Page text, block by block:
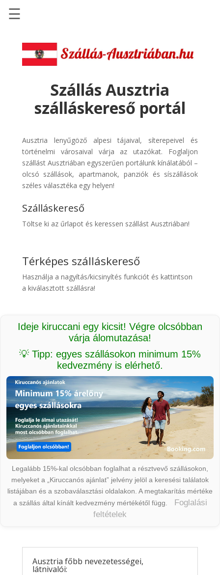
Szállások
Szállásinfo.eu
Repülőjegy
pénzvisszatérítéssel
Discover
Cars
Transzfer
Kiwi
☰
Szállás Ausztria
szálláskereső portál
Ausztria lenyűgöző alpesi tájaival, síterepeivel és
történelmi városaival várja az utazókat. Foglaljon
szállást Ausztriában egyszerűen portálunk kínálatából –
olcsó szállások, apartmanok, panziók és síszállások
széles választéka egy helyen!
Szálláskereső
Töltse ki az űrlapot és keressen szállást Ausztriában!
Térképes szálláskereső
Használja a nagyítás/kicsinyítés funkciót és kattintson
a kiválasztott szállásra!
Ideje kiruccani egy kicsit! Végre olcsóbban
várja álomutazása!
💡 Tipp: egyes szállásokon minimum 15%
kedvezmény is elérhető.
Legalább 15%-kal olcsóbban foglalhat a résztvevő szállásokon,
melyeket a „Kiruccanós ajánlat” jelvény jelöl a keresési találatok
listájában és a szobaválasztási oldalakon. A megtakarítás mértéke
a szállás által kínált kedvezmény mértékétől függ.
Foglalási
feltételek
Ausztria főbb nevezetességei,
látnivalói: